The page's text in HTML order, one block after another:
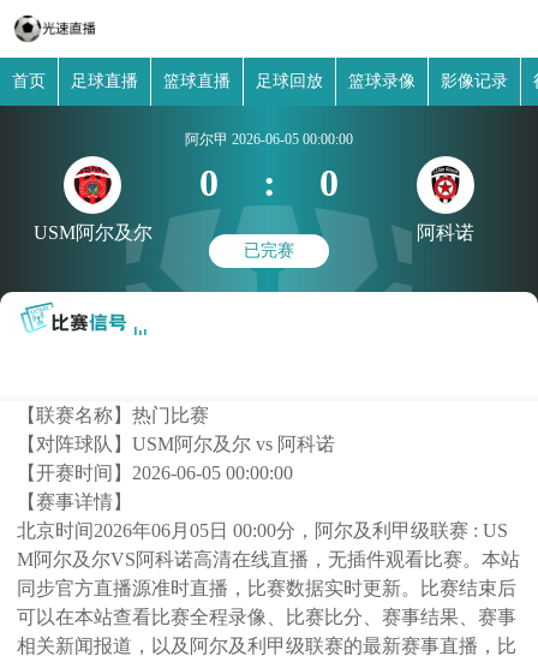
首页 足球直播 篮球直播 足球回放 篮球录像 影像记录
USM阿尔及尔
阿尔甲 2026-06-05 00:00:00
0 : 0
已完赛
阿科诺
【联赛名称】热门比赛
【对阵球队】USM阿尔及尔 vs 阿科诺
【开赛时间】 2026-06-05 00:00:00
【赛事详情】
北京时间2026年06月05日 00:00分，阿尔及利甲级联赛 : US
M阿尔及尔VS阿科诺高清在线直播，无插件观看比赛。本站
同步官方直播源准时直播，比赛数据实时更新。比赛结束后
可以在本站查看比赛全程录像、比赛比分、赛事结果、赛事
相关新闻报道，以及阿尔及利甲级联赛的最新赛事直播，比